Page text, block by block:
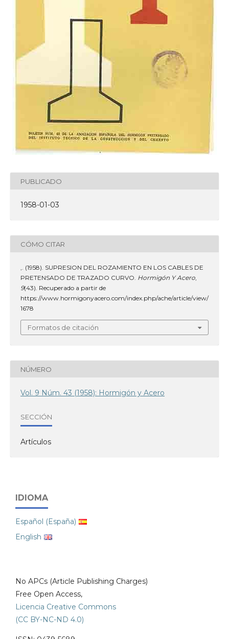
PUBLICADO
1958-01-03
CÓMO CITAR
,. (1958). SUPRESION DEL ROZAMIENTO EN LOS CABLES DE
PRETENSADO DE TRAZADO CURVO. Hormigón Y Acero,
9(43). Recuperado a partir de
https://www.hormigonyacero.com/index.php/ache/article/view/
1678
Formatos de citación
NÚMERO
Vol. 9 Núm. 43 (1958): Hormigón y Acero
SECCIÓN
Artículos
IDIOMA
Español (España)
English
No APCs (Article Publishing Charges)
Free Open Access,
Licencia Creative Commons
(CC BY-NC-ND 4.0)